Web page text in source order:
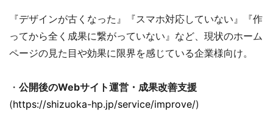
『デザインが古くなった』『スマホ対応していない』『作
ってから全く成果に繋がっていない』など、現状のホーム
ページの見た目や効果に限界を感じている企業様向け。
・ 公開後のWebサイト運営・成果改善支援
(https://shizuoka-hp.jp/service/improve/)